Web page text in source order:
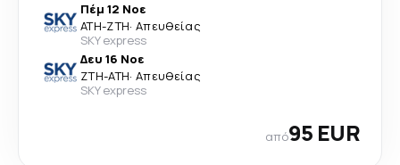
Πέμ 12 Νοε
ATH-ZTH· Απευθείας
SKY express
Δευ 16 Νοε
ZTH-ATH· Απευθείας
SKY express
από95 EUR